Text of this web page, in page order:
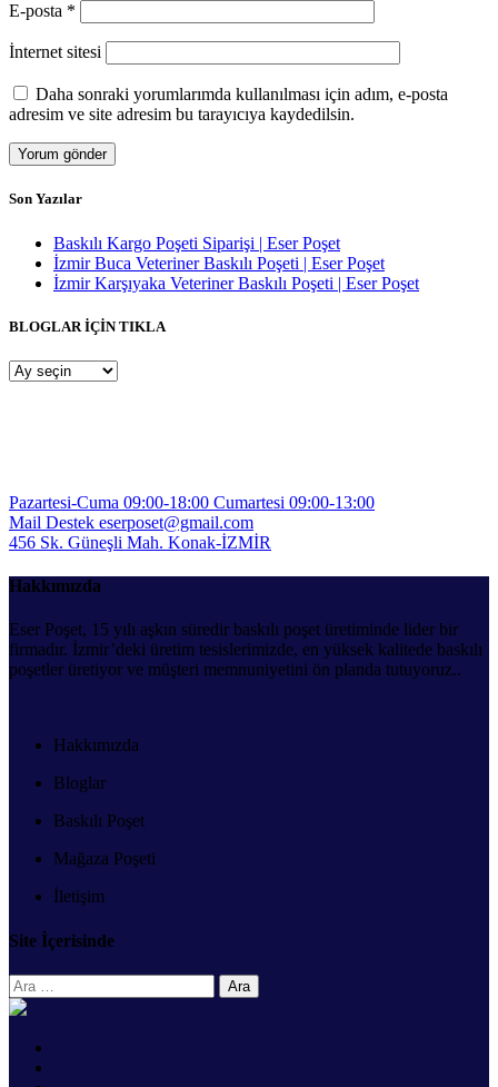
E-posta *
İnternet sitesi
Daha sonraki yorumlarımda kullanılması için adım, e-posta
adresim ve site adresim bu tarayıcıya kaydedilsin.
Son Yazılar
Baskılı Kargo Poşeti Siparişi | Eser Poşet
İzmir Buca Veteriner Baskılı Poşeti | Eser Poşet
İzmir Karşıyaka Veteriner Baskılı Poşeti | Eser Poşet
BLOGLAR İÇİN TIKLA
BLOGLAR
Pazartesi-Cuma 09:00-18:00 Cumartesi 09:00-13:00
Mail Destek eserposet@gmail.com
456 Sk. Güneşli Mah. Konak-İZMİR
Hakkımızda
Eser Poşet, 15 yılı aşkın süredir baskılı poşet üretiminde lider bir
firmadır. İzmir’deki üretim tesislerimizde, en yüksek kalitede baskılı
poşetler üretiyor ve müşteri memnuniyetini ön planda tutuyoruz..
Hakkımızda
Bloglar
Baskılı Poşet
Mağaza Poşeti
İletişim
Site İçerisinde
Arama: